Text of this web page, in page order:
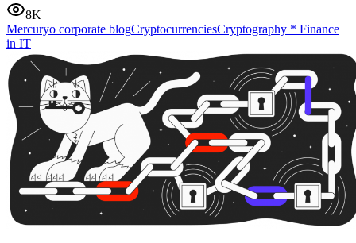
8K
Mercuryo corporate blogCryptocurrenciesCryptography * Finance
in IT